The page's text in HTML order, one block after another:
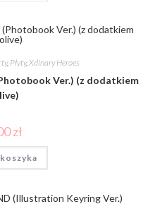
, Płyty, Xdinary Heroes
Ver.) (z dodatkiem
zł